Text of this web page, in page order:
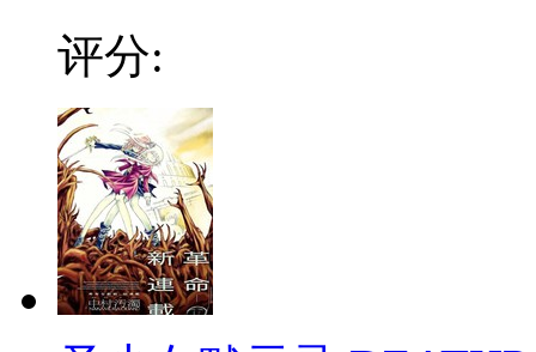
评分: